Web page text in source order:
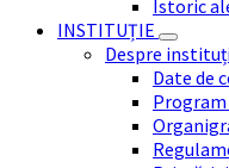
Istoric
INSTITUȚIE
Despre
Date de
Program